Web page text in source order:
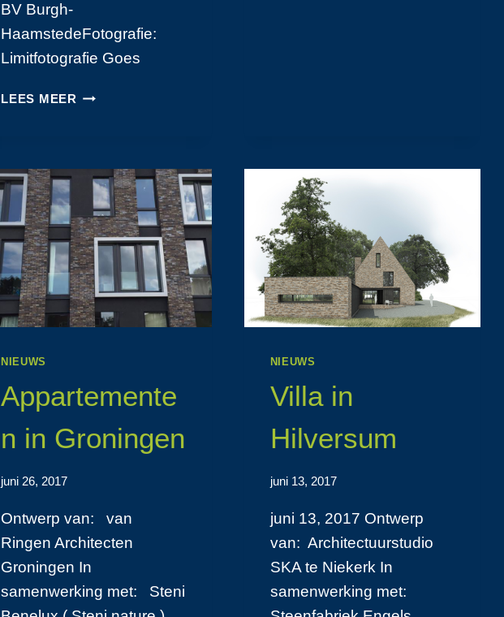
BV Burgh-
HaamstedeFotografie:
Limitfotografie Goes
LEES MEER VILLA
NIEUWS
Appartemente
n in Groningen
juni 26, 2017
Ontwerp van: van
Ringen Architecten
Groningen In
samenwerking met: Steni
NIEUWS
Villa in
Hilversum
juni 13, 2017
juni 13, 2017 Ontwerp
van: Architectuurstudio
SKA te Niekerk In
samenwerking met: